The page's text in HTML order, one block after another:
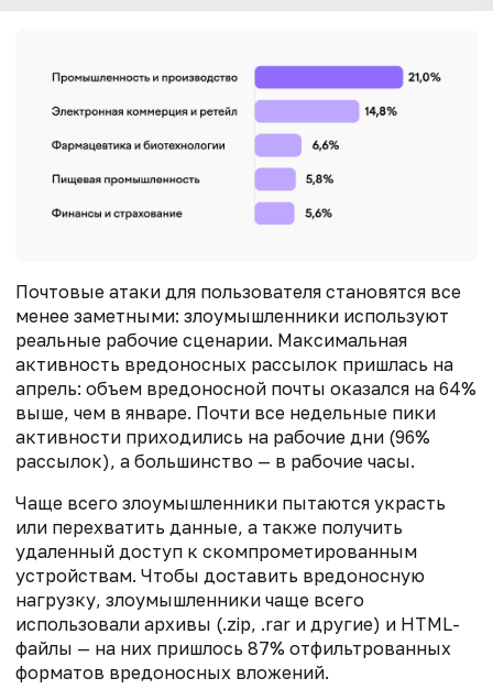
Почтовые атаки для пользователя становятся все
менее заметными: злоумышленники используют
реальные рабочие сценарии. Максимальная
активность вредоносных рассылок пришлась на
апрель: объем вредоносной почты оказался на 64%
выше, чем в январе. Почти все недельные пики
активности приходились на рабочие дни (96%
рассылок), а большинство — в рабочие часы.
Чаще всего злоумышленники пытаются украсть
или перехватить данные, а также получить
удаленный доступ к скомпрометированным
устройствам. Чтобы доставить вредоносную
нагрузку, злоумышленники чаще всего
использовали архивы (.zip, .rar и другие) и HTML-
файлы — на них пришлось 87% отфильтрованных
форматов вредоносных вложений.